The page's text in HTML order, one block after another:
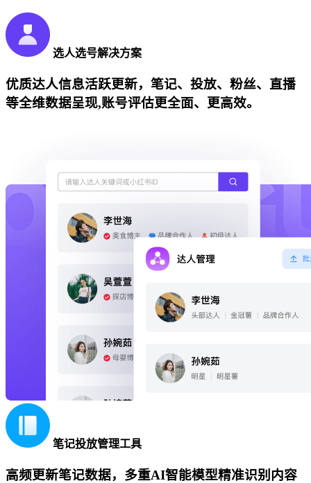
选人选号解决方案
优质达人信息活跃更新，笔记、投放、粉丝、直播
等全维数据呈现,账号评估更全面、更高效。
笔记投放管理工具
高频更新笔记数据，多重AI智能模型精准识别内容